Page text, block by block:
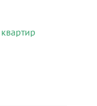
квартир